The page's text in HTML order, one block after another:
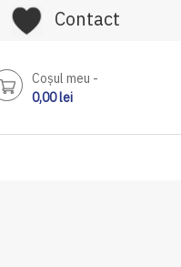
Contact
Coşul meu
0,00 lei